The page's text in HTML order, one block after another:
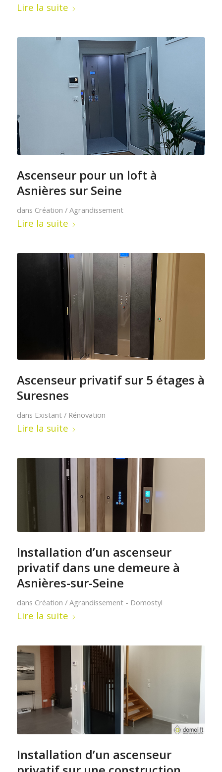
Lire la suite
Ascenseur pour un loft à
Asnières sur Seine
dans Création / Agrandissement
Lire la suite
Ascenseur privatif sur 5 étages à
Suresnes
dans Existant / Rénovation
Lire la suite
Installation d’un ascenseur
privatif dans une demeure à
Asnières-sur-Seine
dans Création / Agrandissement - Domostyl
Lire la suite
Installation d’un ascenseur